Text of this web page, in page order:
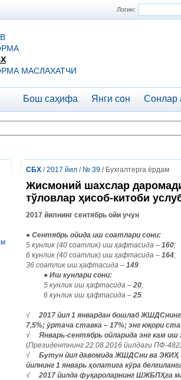
Логин:
МАСЛАХАТЧИ
Бош саҳифа Янги сон Сонлар
СБХ /2017 йил / № 39 / Бухгалтерга ёрдам
Жисмоний шахслар
тўловлар ҳисоб-китоби
2017 йилнинг сентябрь ойи учун
● Сентябрь ойида иш соатлари сони:
5 кунлик (40 соатлик) иш ҳафтасида – 160;
6 кунлик (40 соатлик) иш ҳафтасида – 164;
36 соатлик иш ҳафтасида – 149.
● Иш кунлари сони:
5 кунлик иш ҳафтасида – 20;
6 кунлик иш ҳафтасида – 25.
√ 2017 йил 1 январдан бошлаб
7,5%; ўртача ставка – 17%; энг юқори
√ Январь-сентябрь ойларида энг кам иш
(Президентнинг 22.08.2016 йилдаги ПФ-
√ Бутун йил давомида ЖШДСни ва ЭКИҲ
йилнинг 1 январь ҳолатига кўра
√ 2017 йилда фуқароларнинг ШЖБПҲга